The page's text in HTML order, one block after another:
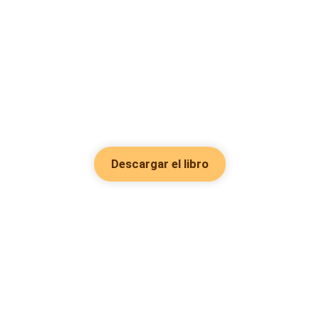
Descargar el libro